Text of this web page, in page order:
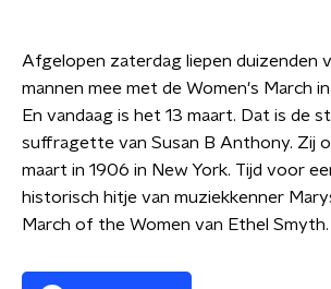
Afgelopen zaterdag liepen duizenden
mannen mee met de Women's March
En vandaag is het 13 maart. Dat is de
suffragette van Susan B Anthony. Zij
maart in 1906 in New York. Tijd voor
historisch hitje van muziekkenner
March of the Women van Ethel Smyth.